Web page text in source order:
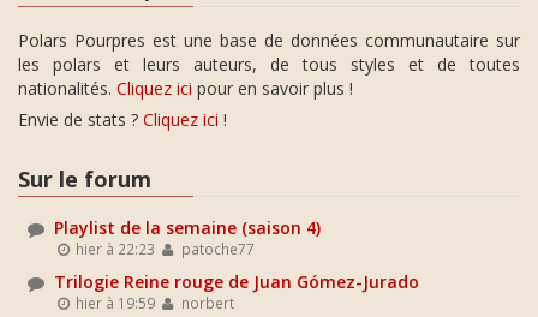
Polars Pourpres est une base de données communautaire sur
les polars et leurs auteurs, de tous styles et de toutes
nationalités. Cliquez ici pour en savoir plus !
Envie de stats ? Cliquez ici !
Sur le forum
Playlist de la semaine (saison 4)
hier à 22:23 patoche77
Trilogie Reine rouge de Juan Gómez-Jurado
hier à 19:59 norbert